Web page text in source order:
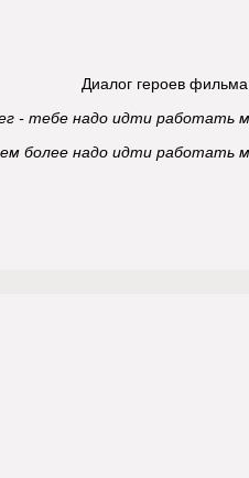
Диалог героев
- тебе надо идти работать
более надо идти работать